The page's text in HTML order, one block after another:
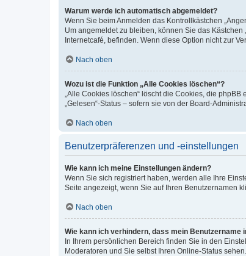
Warum werde ich automatisch abgemeldet?
Wenn Sie beim Anmelden das Kontrollkästchen
Um angemeldet zu bleiben, können Sie das
Internetcafé, befinden. Wenn diese Option nicht zur
Nach oben
Wozu ist die Funktion „Alle Cookies löschen“?
„Alle Cookies löschen“ löscht die Cookies, die
„Gelesen“-Status – sofern sie von der Board-
Nach oben
Benutzerpräferenzen und -einstellungen
Wie kann ich meine Einstellungen ändern?
Wenn Sie sich registriert haben, werden alle Ihre
Seite angezeigt, wenn Sie auf Ihren Benutzernamen
Nach oben
Wie kann ich verhindern, dass mein Benutzername
In Ihrem persönlichen Bereich finden Sie in den
Moderatoren und Sie selbst Ihren Online-Status